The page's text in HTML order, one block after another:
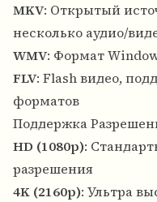
MKV: Открытый
несколько аудио/
WMV: Формат
FLV: Flash видео,
форматов
Поддержка
HD (1080p):
разрешения
4K (2160p): Ультра